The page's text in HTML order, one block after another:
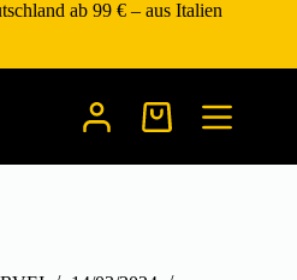
ab 99 € – aus Italien
Warenkorb